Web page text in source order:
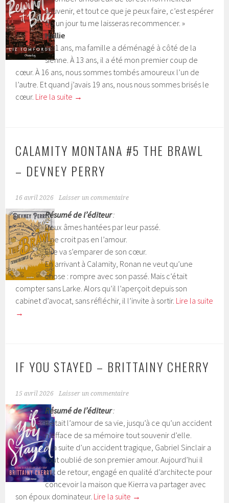
souvenir, et tout ce que je peux faire, c’est espérer
qu’un jour tu me laisseras recommencer. »
Hallie
À 11 ans, ma famille a déménagé à côté de la
sienne. À 13 ans, il a été mon premier coup de
cœur. À 16 ans, nous sommes tombés amoureux l’un de
l’autre. Et quand j’avais 19 ans, nous nous sommes brisés le
cœur. Lire la suite →
CALAMITY MONTANA #5 THE BRAWL
– DEVNEY PERRY
16 avril 2026 Laisser un commentaire
Résumé de l’éditeur:
Deux âmes hantées par leur passé.
Il ne croit pas en l’amour.
Elle va s’emparer de son cœur.
En arrivant à Calamity, Ronan ne veut qu’une
chose : rompre avec son passé. Mais c’était
compter sans Larke. Alors qu’il l’aperçoit depuis son
cabinet d’avocat, sans réfléchir, il l’invite à sortir. Lire la suite
→
IF YOU STAYED – BRITTAINY CHERRY
15 avril 2026 Laisser un commentaire
Résumé de l’éditeur:
Il était l’amour de sa vie, jusqu’à ce qu’un accident
n’efface de sa mémoire tout souvenir d’elle.
À la suite d’un accident tragique, Gabriel Sinclair a
tout oublié de son premier amour. Aujourd’hui il
est de retour, engagé en qualité d’architecte pour
concevoir la maison que Kierra va partager avec
son époux dominateur. Lire la suite →